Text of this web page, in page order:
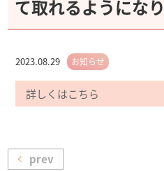
て取れるようにな
2023.08.29 お知らせ
詳しくはこちら
prev